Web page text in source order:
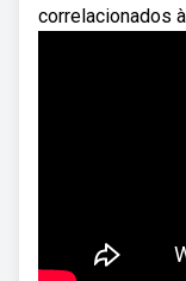
correlacionados